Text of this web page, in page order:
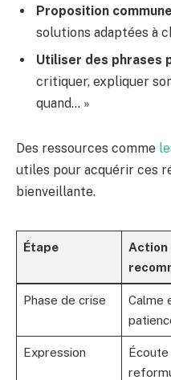
Proposition
solutions adaptées à
Utiliser des phrases
critiquer, expliquer
quand… »
Des ressources comme
utiles pour acquérir ces
bienveillante.
Étape
Action
Phase de crise
Calme
Expression